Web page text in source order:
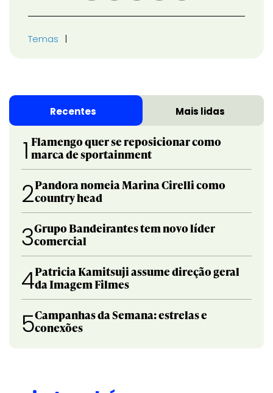
Temas
Recentes Mais lidas
1 Flamengo quer se reposicionar como
marca de sportainment
2Pandora nomeia Marina Cirelli como
country head
3Grupo Bandeirantes tem novo líder
comercial
4Patricia Kamitsuji assume direção geral
da Imagem Filmes
5Campanhas da Semana: estrelas e
conexões